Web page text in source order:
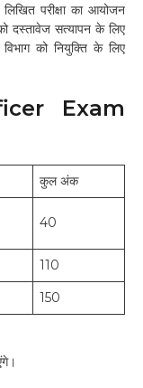
परीक्षा का आयोजन
को दस्तावेज सत्यापन के लिए
को नियुक्ति के लिए
Exam
कुल अंक
40
110
150